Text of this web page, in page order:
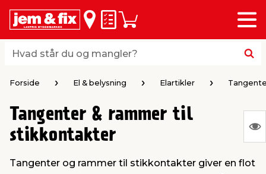
Hvad står du og mangler?
Hvad står du og mangler?
Huskeseddel
Indkøbskurv
Menu
loft & vægge
& varme
Forside El & belysning Elartikler
Tangenter & rammer til
stikkontakter
Tangenter og rammer til stikkontakter giver en flot